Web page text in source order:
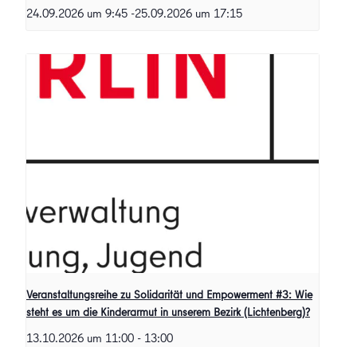
24.09.2026 um 9:45 -25.09.2026 um 17:15
Veranstaltungsreihe zu Solidarität und Empowerment #3: Wie
steht es um die Kinderarmut in unserem Bezirk (Lichtenberg)?
13.10.2026 um 11:00 - 13:00